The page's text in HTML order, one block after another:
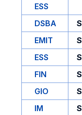
ESS
DSBA S
EMIT
S
ESS
S
FIN
S
GIO
S
IM
S